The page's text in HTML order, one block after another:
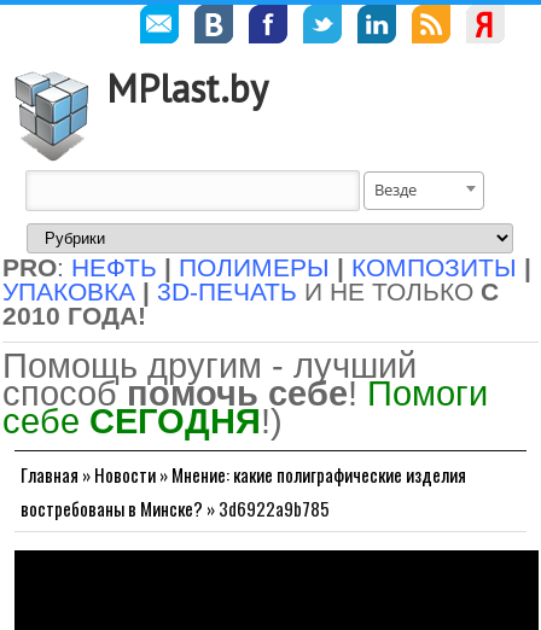
MPlast.by
Везде
PRO: НЕФТЬ | ПОЛИМЕРЫ | КОМПОЗИТЫ |
УПАКОВКА | 3D-ПЕЧАТЬ И НЕ ТОЛЬКО С
2010 ГОДА!
Помощь другим - лучший
способ помочь себе! Помоги
себе СЕГОДНЯ!)
Главная »Новости»Мнение: какие полиграфические изделия
востребованы в Минске? »3d6922a9b785